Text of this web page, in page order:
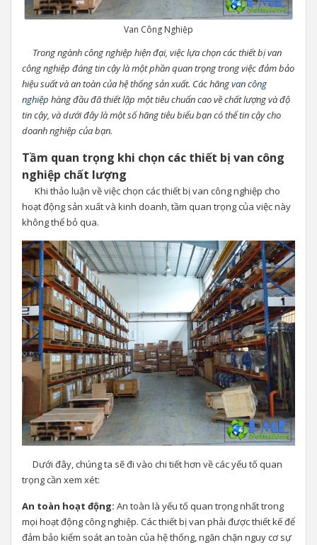
Van Công Nghiệp
Trong ngành công nghiệp hiện đại, việc lựa chọn các thiết bị van
công nghiệp đáng tin cậy là một phần quan trọng trong việc đảm bảo
hiệu suất và an toàn của hệ thống sản xuất. Các hãngvancông
nghiệp hàng đầu đã thiết lập một tiêu chuẩn cao về chất lượng và độ
tin cậy, và dưới đây là một số hãng tiêu biểu bạn có thể tin cậy cho
doanh nghiệp của bạn.
Tầm quan trọng khi chọn các thiết bị van công
nghiệp chất lượng
Khi thảo luận về việc chọn các thiết bị van công nghiệp cho
hoạt động sản xuất và kinh doanh, tầm quan trọng của việc này
không thể bỏ qua.
Dưới đây, chúng ta sẽ đi vào chi tiết hơn về các yếu tố quan
trọng cần xem xét:
An toàn hoạt động: An toàn là yếu tố quan trọng nhất trong
mọi hoạt động công nghiệp. Các thiết bị van phải được thiết kế để
đảm bảo kiểm soát an toàn của hệ thống, ngăn chặn nguy cơ sự